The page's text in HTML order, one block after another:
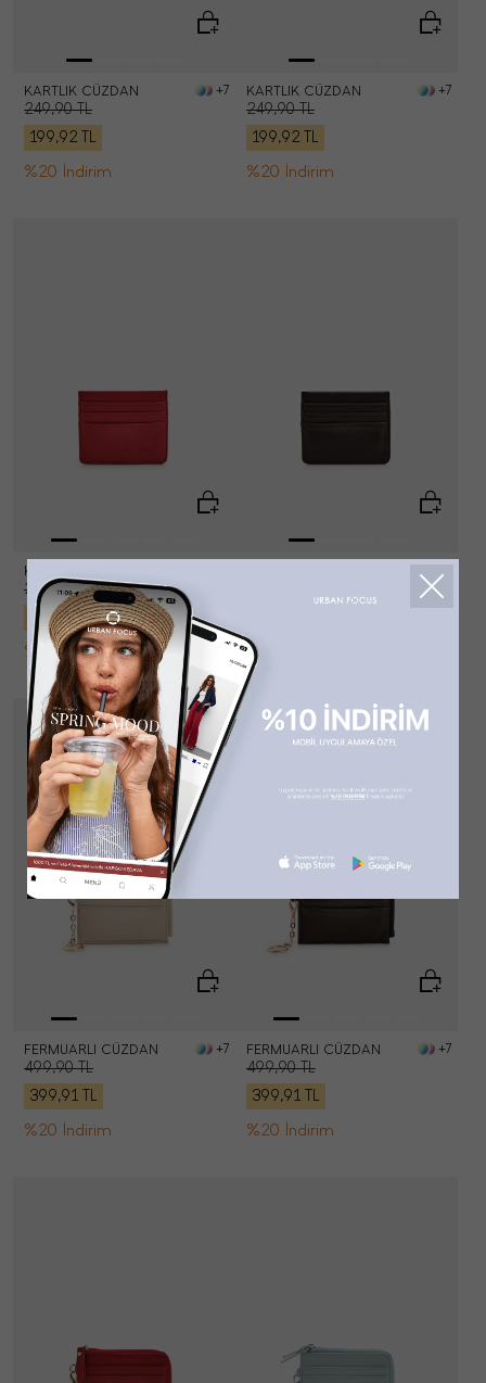
KARTLIK CÜZDAN +7
249,90TL
199,92TL
%20 İndirim
KARTLIK CÜZDAN +7
249,90TL
199,92TL
%20 İndirim
KARTLIK CÜZDAN
249,90TL
199,92TL
%20 İndirim %20 İndirim
FERMUARLI CÜZDAN +7
499,90TL
399,91 TL
%20 İndirim
FERMUARLI CÜZDAN +7
499,90TL
399,91 TL
%20 İndirim